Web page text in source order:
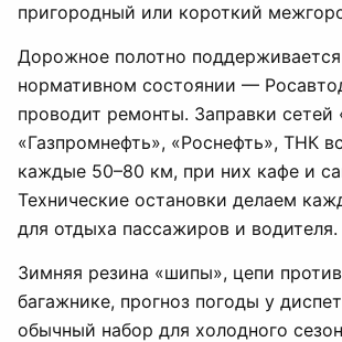
пригородный или короткий
Дорожное полотно
нормативном состоянии —
проводит ремонты. Заправки сетей
«Газпромнефть», «Роснефть», ТНК
каждые 50–80 км, при них кафе и
Технические остановки делаем
для отдыха пассажиров и водителя.
Зимняя резина «шипы», цепи
багажнике, прогноз погоды у
обычный набор для холодного